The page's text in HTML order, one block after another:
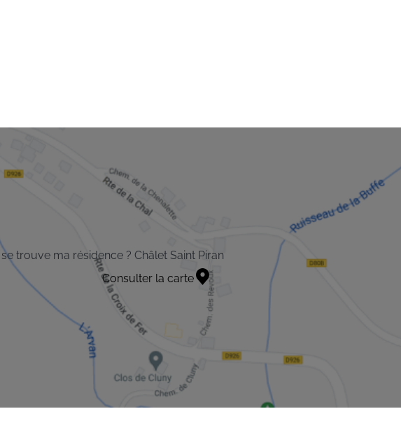
trouve ma résidence ? Châlet Saint Piran
Consulter la carte